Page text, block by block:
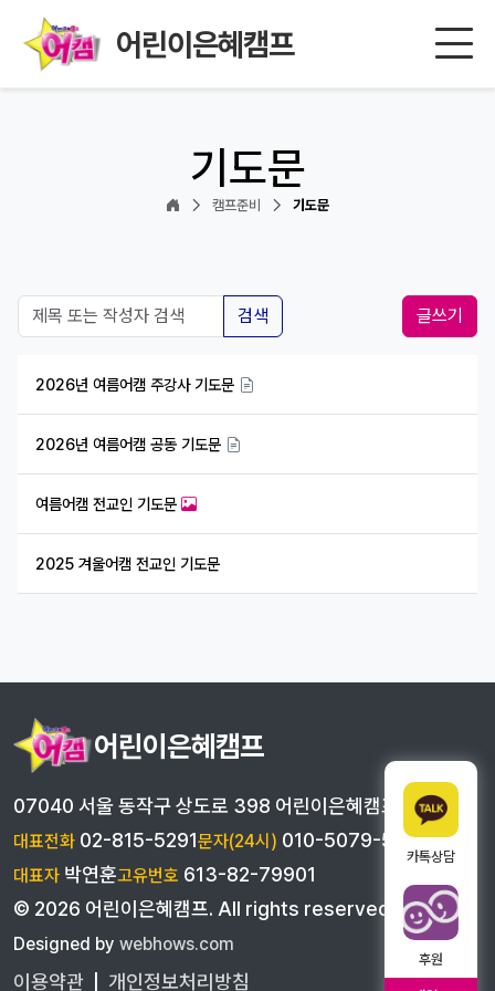
어린이은혜캠프
기도문
캠프준비 기도문
검색 글쓰기
2026년 여름어캠 주강사 기도문
2026년 여름어캠 공동 기도문
여름어캠 전교인 기도문
2025 겨울어캠 전교인 기도문
카톡상담
후원
어린이은혜캠프
07040 서울 동작구 상도로 398 어린이은혜캠프
대표전화 02-815-5291문자(24시) 010-5079-5291
대표자 박연훈고유번호 613-82-79901
© 2026 어린이은혜캠프. All rights reserved
Designed by webhows.com
이용약관 개인정보처리방침